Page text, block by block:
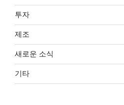
투자
제조
새로운 소식
기타